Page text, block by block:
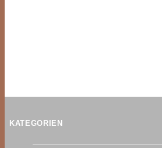
KATEGORIEN